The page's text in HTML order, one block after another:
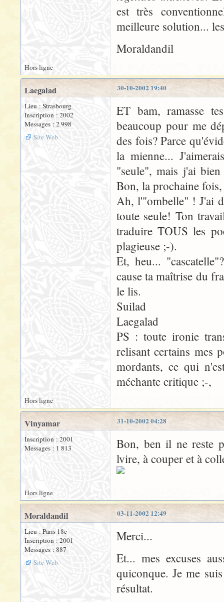
est très
meilleure solution...
Moraldandil
Hors ligne
30-10-2002 19:40
Laegalad
Lieu : Strasbourg
Inscription : 2002
Messages : 2 998
Site Web
ET bam, ramasse
beaucoup pour me
des fois? Parce
la mienne...
"seule", mais j'ai
Bon, la prochaine
Ah, l'"ombelle" ! J'ai
toute seule! Ton
traduire TOUS les
plagieuse ;-).
Et, heu...
cause ta maîtrise du
le lis.
Suilad
Laegalad
PS : toute ironie
relisant certains mes
mordants, ce qui
méchante critique ;-,
Hors ligne
31-10-2002 04:28
Vinyamar
Inscription : 2001
Messages : 1 813
Bon, ben il ne reste
lvire, à couper et à
Hors ligne
03-11-2002 12:49
Moraldandil
Lieu : Paris 18e
Inscription : 2001
Messages : 887
Site Web
Merci...
Et... mes excuses
quiconque. Je me
résultat.